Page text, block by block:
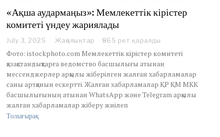
«Ақша аудармаңыз»: Мемлекеттік кірістер
комитеті үндеу жариялады
July 3, 2025 Жаңалықтар 865 рет қаралды
Фото: istockphoto.com Мемлекеттік кірістер комитеті
қазақстандықтарға ведомство басшылығы атынан
мессенджерлер арқылы жіберілген жалған хабарламалар
саны артқанын ескертті. Жалған хабарламалар ҚР ҚМ МКК
басшылығының атынан WhatsApp және Telegram арқылы
жалған хабарламалар жіберу жиілеп
Толығырақ